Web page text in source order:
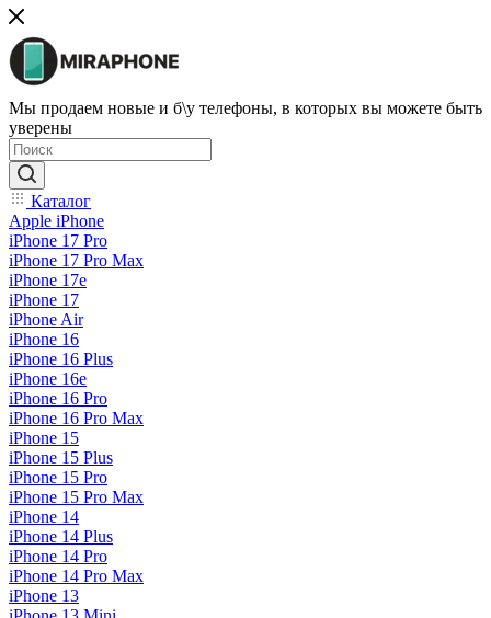
Мы продаем новые и б\у телефоны, в которых вы можете быть
уверены
Каталог
Apple iPhone
iPhone 17 Pro
iPhone 17 Pro Max
iPhone 17e
iPhone 17
iPhone Air
iPhone 16
iPhone 16 Plus
iPhone 16e
iPhone 16 Pro
iPhone 16 Pro Max
iPhone 15
iPhone 15 Plus
iPhone 15 Pro
iPhone 15 Pro Max
iPhone 14
iPhone 14 Plus
iPhone 14 Pro
iPhone 14 Pro Max
iPhone 13